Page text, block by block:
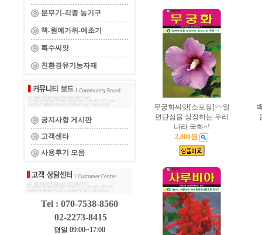
분무기-각종 농기구
책-원예가위-예초기
특수씨앗
친환경유기농자재
공지사항 게시판
고객센타
사용후기 모음
Tel : 070-7538-8560
02-2273-8415
평일 09:00~17:00
무궁화씨앗[소포장]>>일
편단심을 상징하는 우리
나라 국화~!
2,000원